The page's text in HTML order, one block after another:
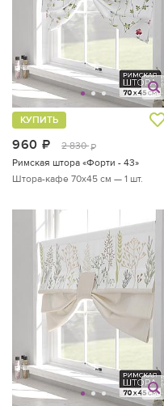
960 руб.
2 830 руб.
КУПИТЬ
Римская штора «Форти - 43»
Штора-кафе 70х45 см — 1 шт.